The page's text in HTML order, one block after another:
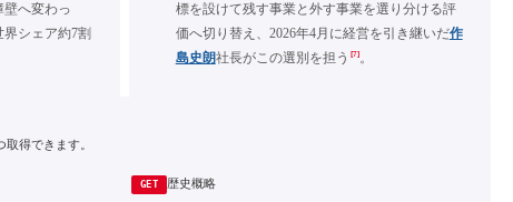
壁へ変わっ
シェア約7割
標を設けて残す事業と外す事業を選り分ける評
価へ切り替え、2026年4月に経営を引き継いだ作
島史朗社長がこの選別を担う [7]。
得できます。
GET 歴史概略